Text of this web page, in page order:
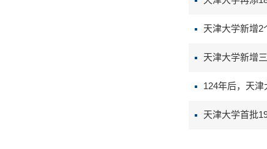
天津大学新增2
天津大学新增
124年后，天津
天津大学首批